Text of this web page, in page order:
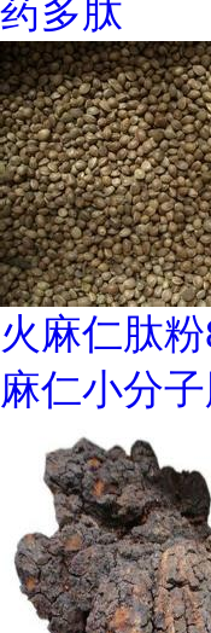
药多肽
火麻仁肽
麻仁小分